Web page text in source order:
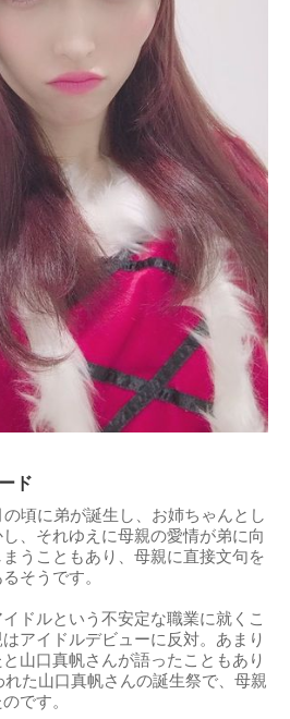
ド
頃に弟が誕生し、お姉ちゃんとし
、それゆえに母親の愛情が弟に向
うこともあり、母親に直接文句を
そうです。
ドルという不安定な職業に就くこ
アイドルデビューに反対。あまり
山口真帆さんが語ったこともあり
れた山口真帆さんの誕生祭で、母親
です。